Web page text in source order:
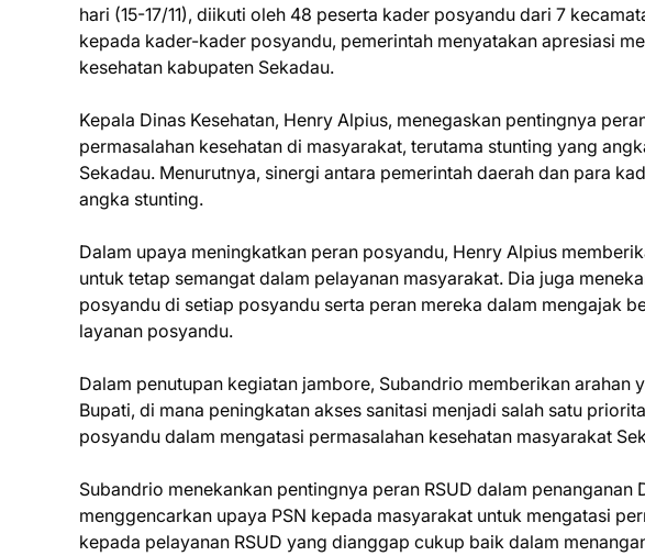
hari (15-17/11), diikuti oleh 48 peserta kader posyandu dari 7
kepada kader-kader posyandu, pemerintah menyatakan apresiasi
kesehatan kabupaten Sekadau.
Kepala Dinas Kesehatan, Henry Alpius, menegaskan pentingnya
permasalahan kesehatan di masyarakat, terutama stunting yang
Sekadau. Menurutnya, sinergi antara pemerintah daerah dan para
angka stunting.
Dalam upaya meningkatkan peran posyandu, Henry Alpius
untuk tetap semangat dalam pelayanan masyarakat. Dia juga
posyandu di setiap posyandu serta peran mereka dalam mengajak
layanan posyandu.
Dalam penutupan kegiatan jambore, Subandrio memberikan arahan
Bupati, di mana peningkatan akses sanitasi menjadi salah satu
posyandu dalam mengatasi permasalahan kesehatan masyarakat
Subandrio menekankan pentingnya peran RSUD dalam penanganan
menggencarkan upaya PSN kepada masyarakat untuk mengatasi
kepada pelayanan RSUD yang dianggap cukup baik dalam